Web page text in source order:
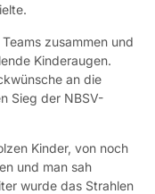
zusammen und
Kinderaugen.
an die
Sieg der NBSV-
Kinder, von noch
und man sah
wurde das Strahlen